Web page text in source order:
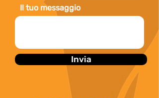
Il tuo messaggio
Invia